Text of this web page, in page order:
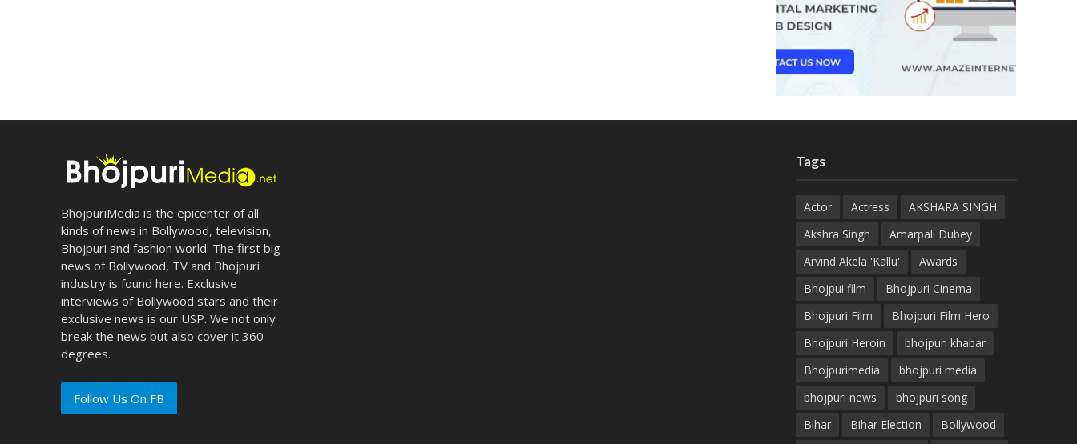
BhojpuriMedia is the epicenter of all
kinds of news in Bollywood, television,
Bhojpuri and fashion world. The first big
news of Bollywood, TV and Bhojpuri
industry is found here. Exclusive
interviews of Bollywood stars and their
exclusive news is our USP. We not only
break the news but also cover it 360
degrees.
Follow Us On FB
Tags
Actor Actress
AKSHARA SINGH
Akshra Singh
Amarpali Dubey
Arvind Akela 'Kallu'
Awards
Bhojpui film
Bhojpuri Cinema
Bhojpuri Film
Bhojpuri Film Hero
Bhojpuri Heroin
bhojpuri khabar
Bhojpurimedia
bhojpuri media
bhojpuri news
bhojpuri song
Bihar
Bihar Election Bollywood